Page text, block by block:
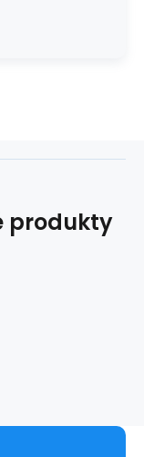
produkty